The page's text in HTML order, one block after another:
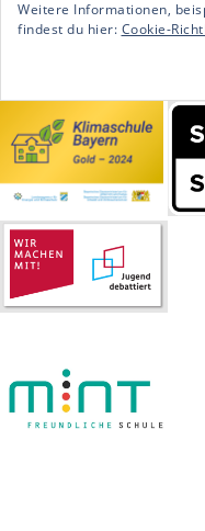
Weitere Informationen,
findest du hier: Cookie-